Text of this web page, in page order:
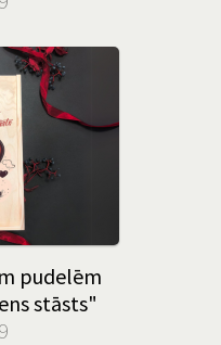
pudelēm
stāsts"